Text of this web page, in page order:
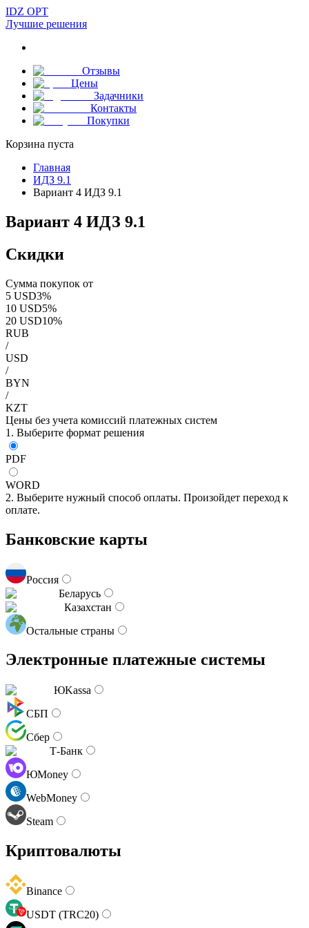
IDZ OPT
Лучшие решения
Отзывы
Цены
Задачники
Контакты
Покупки
Корзина пуста
Главная
ИДЗ 9.1
Вариант 4 ИДЗ 9.1
Вариант 4 ИДЗ 9.1
Скидки
Сумма покупок от
5 USD3%
10 USD5%
20 USD10%
RUB
/
USD
/
BYN
/
KZT
Цены без учета комиссий платежных систем
1. Выберите формат решения
PDF
WORD
2. Выберите нужный способ оплаты. Произойдет переход к
оплате.
Банковские карты
Россия
Беларусь
Казахстан
Остальные страны
Электронные платежные системы
ЮKassa
СБП
Сбер
Т-Банк
ЮMoney
WebMoney
Steam
Криптовалюты
Binance
USDT (TRC20)